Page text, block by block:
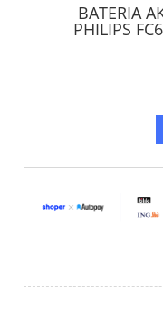
BATERIA
PHILIPS